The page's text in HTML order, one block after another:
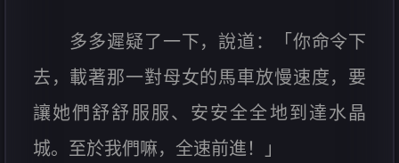
多多遲疑了一下，說道：「你命令下
去，載著那一對母女的馬車放慢速度，要
讓她們舒舒服服、安安全全地到達水晶
城。至於我們嘛，全速前進！」